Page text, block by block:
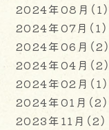
2024年08月（1）
2024年07月（1）
2024年06月（2）
2024年04月（2）
2024年02月（1）
2024年01月（2）
2023年11月（2）